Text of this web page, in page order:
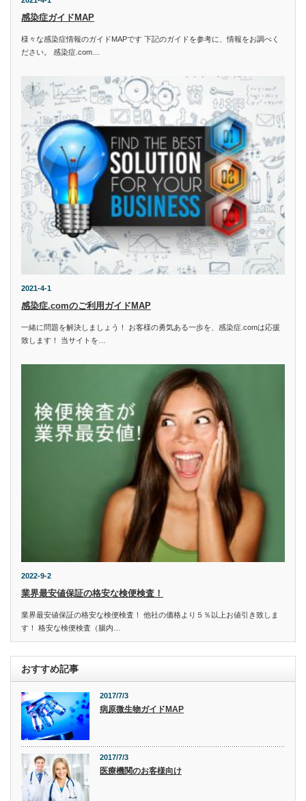
感染症ガイドMAP
様々な感染症情報のガイドMAPです 下記のガイドを参考に、情報をお調べく
ださい。 感染症.com…
2021-4-1
感染症.comのご利用ガイドMAP
一緒に問題を解決しましょう！ お客様の勇気ある一歩を、感染症.comは応援
致します！ 当サイトを…
2022-9-2
業界最安値保証の格安な検便検査！
業界最安値保証の格安な検便検査！ 他社の価格より５％以上お値引き致しま
す！ 格安な検便検査（腸内…
おすすめ記事
2017/7/3
病原微生物ガイドMAP
2017/7/3
医療機関のお客様向け